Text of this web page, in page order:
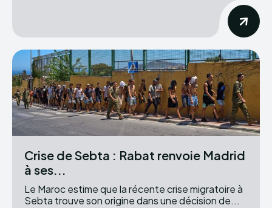
Crise de Sebta : Rabat renvoie Madrid
à ses...
Le Maroc estime que la récente crise migratoire à
Sebta trouve son origine dans une décision de...